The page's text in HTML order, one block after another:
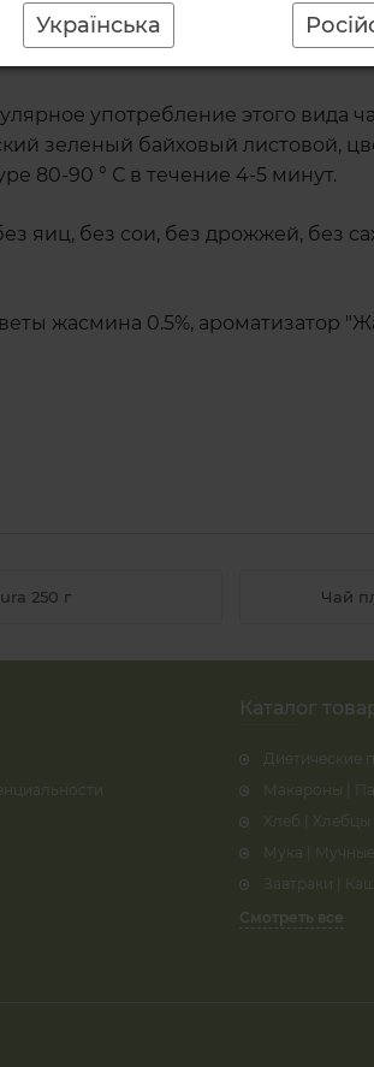
подчеркивают классический
употребление этого вида
зеленый байховый листовой,
80-90 ° С в течение 4-5 минут.
яиц, без сои, без дрожжей, без
жасмина 0.5%, ароматизатор
250 г Чай
Каталог
Диетические
Макароны |
Хлеб | Хлебцы
Мука |
Завтраки |
Смотреть все
Українська